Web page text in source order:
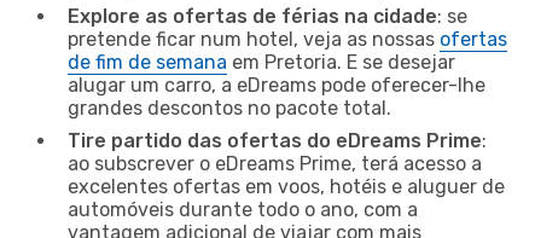
Explore as ofertas de férias na cidade: se
pretende ficar num hotel, veja as nossas ofertas
de fim de semana em Pretoria. E se desejar
alugar um carro, a eDreams pode oferecer-lhe
grandes descontos no pacote total.
Tire partido das ofertas do eDreams Prime:
ao subscrever o eDreams Prime, terá acesso a
excelentes ofertas em voos, hotéis e aluguer de
automóveis durante todo o ano, com a
vantagem adicional de viajar com mais